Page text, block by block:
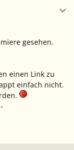
gesehen.
einen Link zu
einfach nicht.